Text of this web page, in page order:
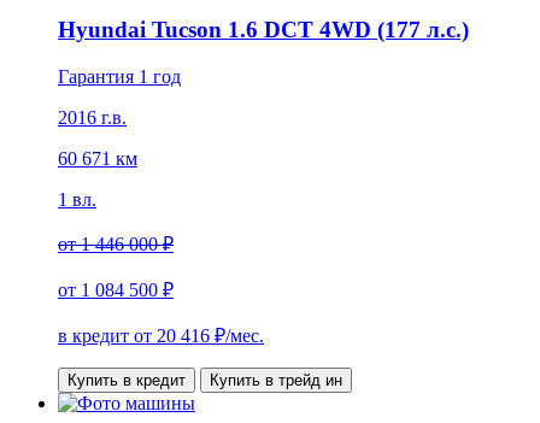
Hyundai Tucson 1.6 DCT 4WD (177 л.с.)
Гарантия 1 год
2016 г.в.
60 671 км
1 вл.
от1 446 000 ₽
от 1 084 500 ₽
в кредит от 20 416 ₽/мес.
Купить в кредит Купить в трейд ин